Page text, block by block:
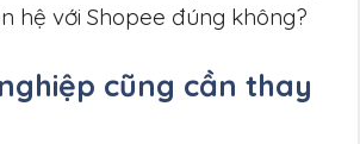
hệ với Shopee đúng không?
cũng cần thay